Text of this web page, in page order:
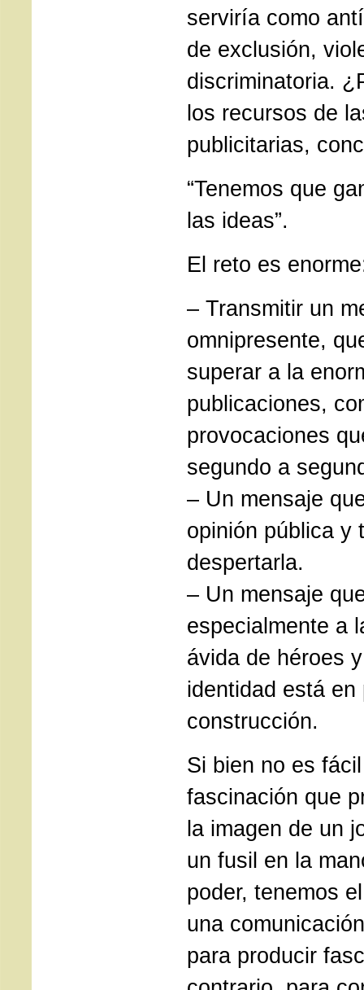
serviría como
de exclusión,
discriminatoria.
los recursos de
publicitarias,
“Tenemos que
las ideas”.
El reto es
– Transmitir un
omnipresente,
superar a la
publicaciones,
provocaciones
segundo a
– Un mensaje
opinión pública y
despertarla.
– Un mensaje
especialmente a
ávida de héroes
identidad está en
construcción.
Si bien no es
fascinación que
la imagen de un
un fusil en la
poder, tenemos
una
para producir